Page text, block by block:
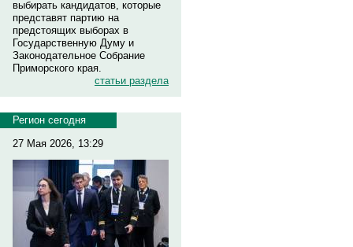
выбирать кандидатов, которые
представят партию на
предстоящих выборах в
Государственную Думу и
Законодательное Собрание
Приморского края.
статьи раздела
Регион сегодня
27 Мая 2026, 13:29